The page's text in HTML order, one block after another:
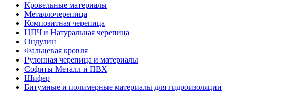
Кровельные материалы
Металлочерепица
Композитная черепица
ЦПЧ и Натуральная черепица
Ондулин
Фальцевая кровля
Рулонная черепица и материалы
Софиты Металл и ПВХ
Шифер
Битумные и полимерные материалы для гидроизоляции